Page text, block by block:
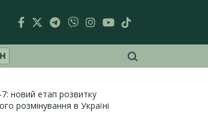
новий етап розвитку
розмінування в Україні